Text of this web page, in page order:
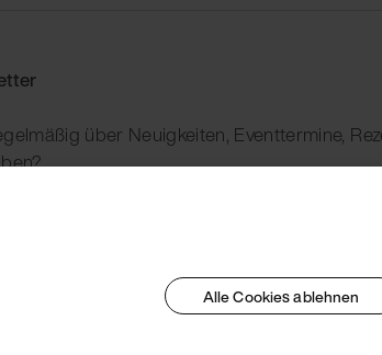
über Neuigkeiten, Eventtermine,
Alle Cookies ablehnen